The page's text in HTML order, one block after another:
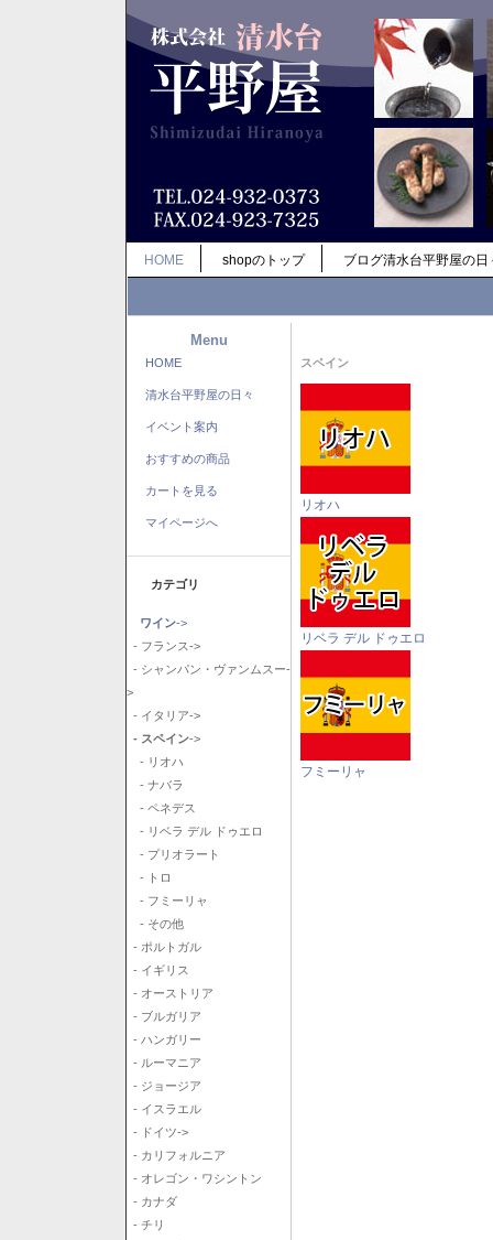
HOME shopのトップ ブログ清水台平野屋の日
Menu
HOME
清水台平野屋の日々
イベント案内
おすすめの商品
カートを見る
マイページへ
カテゴリ
ワイン->
- フランス->
- シャンパン・ヴァンムスー-
>
- イタリア->
- スペイン->
- リオハ
- ナバラ
- ペネデス
- リベラ デル ドゥエロ
- プリオラート
- トロ
- フミーリャ
- その他
- ポルトガル
- イギリス
- オーストリア
- ブルガリア
- ハンガリー
- ルーマニア
- ジョージア
- イスラエル
- ドイツ->
- カリフォルニア
- オレゴン・ワシントン
- カナダ
- チリ
スペイン
リオハ
リベラ デル ドゥエロ
フミーリャ